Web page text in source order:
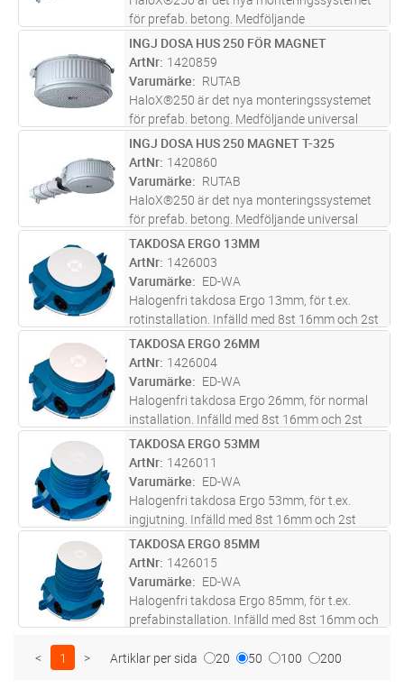
för prefab. betong. Medföljande
universalplatta möjliggör valfri
monteringsöppning från 100-250mm
diameter för belysning. Även driftdonstunnel
för LED- och hal...läs mer
ST Lägg i kundvagn
INGJ DOSA HUS 250 FÖR MAGNET
ArtNr 1420859
Varumärke
RUTAB
HaloX®250 är det nya monteringssystemet
för prefab. betong. Medföljande universal
plast front med magnet fäst, möjliggör valfri
monteringsöppning från 100-250mm
diameter för belysning eller högtalare
mer
ST Lägg i kundvagn
INGJ DOSA HUS 250 MAGNET T-325
ArtNr 1420860
Varumärke
RUTAB
HaloX®250 är det nya monteringssystemet
för prefab. betong. Medföljande universal
plast front med magnet fäst, möjliggör valfri
monteringsöppning från 100-250mm
diameter för belysning. Även driftdons
mer
ST Lägg i kundvagn
TAKDOSA ERGO 13MM
ArtNr 1426003
Varumärke
ED-WA
Halogenfri takdosa Ergo 13mm, för t.ex.
rotinstallation. Infälld med 8st 16mm och 2st
20mm utgångar för flexslang eller VP-rör.
2+2st försedda med slangfäste och tätpropp.
Extra stort kopplingsutrymm
ST Lägg i kundvagn
TAKDOSA ERGO 26MM
ArtNr 1426004
Varumärke
ED-WA
Halogenfri takdosa Ergo 26mm, för normal
installation. Infälld med 8st 16mm och 2st
20mm utgångar för flexslang eller VP-rör.
2+2st försedda med slangfäste och tätpropp.
Extra stort kopplingsutrymme
ST Lägg i kundvagn
TAKDOSA ERGO 53MM
ArtNr 1426011
Varumärke
ED-WA
Halogenfri takdosa Ergo 53mm, för t.ex.
ingjutning. Infälld med 8st 16mm och 2st
20mm utgångar för flexslang eller VP-rör.
2+2st försedda med slangfäste och tätpropp.
Extra stort kopplingsutrymme sam
ST Lägg i kundvagn
TAKDOSA ERGO 85MM
ArtNr 1426015
Varumärke
ED-WA
Halogenfri takdosa Ergo 85mm, för t.ex.
prefabinstallation. Infälld med 8st 16mm och
2+2st försedda med slangfäste och tätpropp.
< 1 > Artiklar per sida 20 50 100 200